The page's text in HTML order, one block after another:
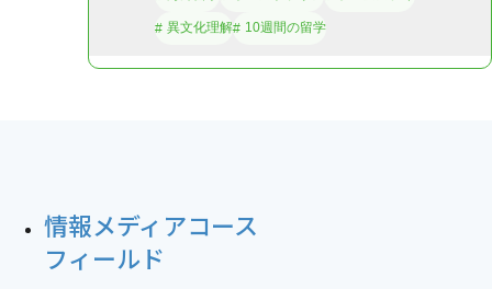
異文化理解 10週間の留学
情報メディアコース
フィールド